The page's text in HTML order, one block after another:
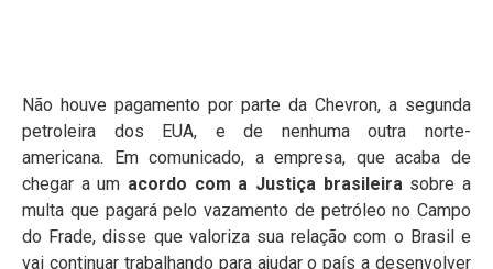
Não houve pagamento por parte da Chevron, a segunda
petroleira dos EUA, e de nenhuma outra norte-
americana. Em comunicado, a empresa, que acaba de
chegar a um acordo com a Justiça brasileirasobre a
multa que pagará pelo vazamento de petróleo no Campo
do Frade, disse que valoriza sua relação com o Brasil e
vai continuar trabalhando para ajudar o país a desenvolver